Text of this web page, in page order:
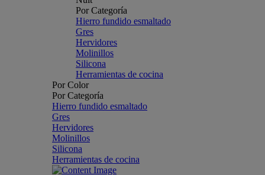
Por Categoría
Hierro fundido esmaltado
Gres
Hervidores
Molinillos
Silicona
Herramientas de cocina
Por Color
Por Categoría
Hierro fundido esmaltado
Gres
Hervidores
Molinillos
Silicona
Herramientas de cocina